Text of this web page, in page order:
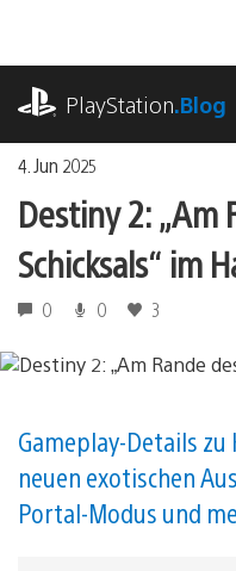
springen
PlayStation.Blog
4. Jun 2025
Destiny 2: „Am
Schicksals“ im
0 0 3
Gameplay-Details
neuen exotischen
Portal-Modus und